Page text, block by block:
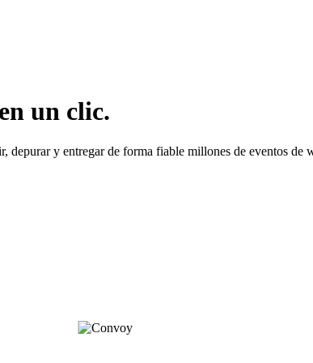
un clic.
depurar y entregar de forma fiable millones de eventos de